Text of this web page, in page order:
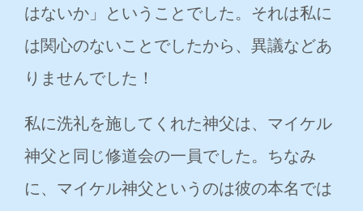
はないか」ということでした。それは私に
は関心のないことでしたから、異議などあ
りませんでした！
私に洗礼を施してくれた神父は、マイケル
神父と同じ修道会の一員でした。ちなみ
に、マイケル神父というのは彼の本名では